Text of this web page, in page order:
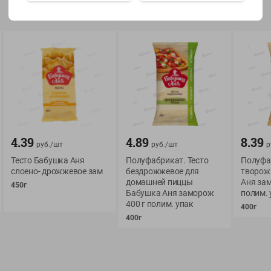
О сервисе
Условия доставки
Возврат товара
Мой Green
История покупок
Обратная связь
Приложение Green c
4.39 руб./шт
Тесто Бабушка Аня
слоено- дрожжевое зам
450г
4.89 руб./шт
Полуфабрикат. Тесто
бездрожжевое для
домашней пиццы
Бабушка Аня заморож
400 г полим. упак
400г
8.39
Аня
полим.
400г